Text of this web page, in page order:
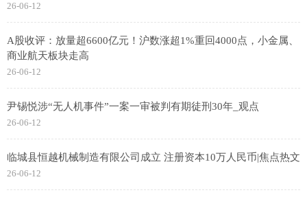
26-06-12
A股收评：放量超6600亿元！沪数涨超1%重回4000点，小金属、
商业航天板块走高
26-06-12
尹锡悦涉“无人机事件”一案一审被判有期徒刑30年_观点
26-06-12
临城县恒越机械制造有限公司成立 注册资本10万人民币|焦点热文
26-06-12